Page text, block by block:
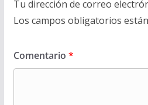
Tu dirección de correo
Los campos obligatorios
Comentario *